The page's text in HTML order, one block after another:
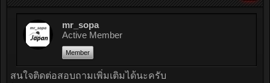
mr_sopa
Active Member
Member
สนใจติดต่อสอบถามเพิ่มเติมได้นะครับ